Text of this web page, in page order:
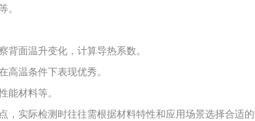
。
背面温升变化，计算导热系数。
高温条件下表现优秀。
能材料等。
，实际检测时往往需根据材料特性和应用场景选择合适的